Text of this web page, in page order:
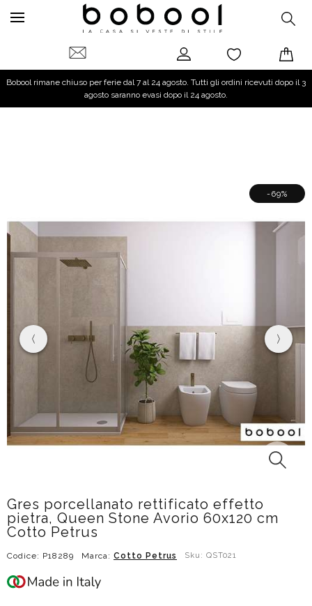
Bobool rimane chiuso per ferie dal 7 al 24 agosto. Tutti gli ordini ricevuti dopo il 3
agosto saranno evasi dopo il 24 agosto.
-69%
Gres porcellanato rettificato effetto
pietra, Queen Stone Avorio 60x120 cm
Cotto Petrus
Codice: P18289 Marca: Cotto Petrus Sku: QST021